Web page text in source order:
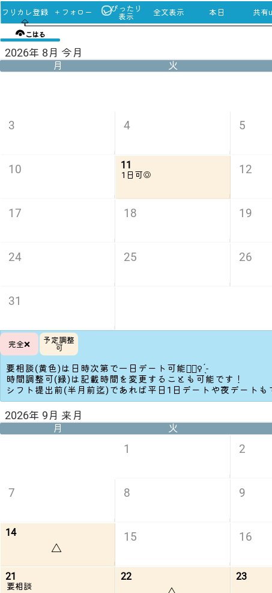
こはる
共有
本日
全文表示
ぴったり
表示
＋フォロー
フリカレ登録
1 2
7 8 9
14
△
15 16
21
要相談
22 23
2026年 9月 来月
月 火
3 4 5
10 11
1日可◎ 12
17 18 19
24 25 26
31
完全❌
予定調整
可
要相談(黄色)は日時次第で一日デート可能🙆🏻‍♀️ ̖́-‬
時間調整可(緑)は記載時間を変更することも可能です！
シフト提出前(半月前迄)であれば平日1日デートや夜デート
2026年 8月 今月
月 火